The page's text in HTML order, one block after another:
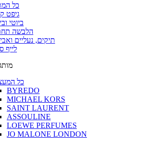
כל
גיפט
ביוטי
הלבשה
תיקים, נעליים
לייף
כל
BYREDO
MICHAEL KORS
SAINT LAURENT
ASSOULINE
LOEWE PERFUMES
JO MALONE LONDON